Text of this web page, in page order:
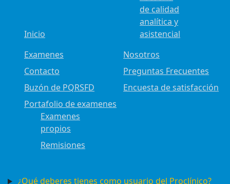
Inicio
de calidad
analítica y
asistencial
Examenes
Nosotros
Contacto
Preguntas Frecuentes
Buzón de PQRSFD
Encuesta de satisfacción
Portafolio de examenes
Examenes
propios
Remisiones
¿Qué deberes tienes como usuario del Proclínico?